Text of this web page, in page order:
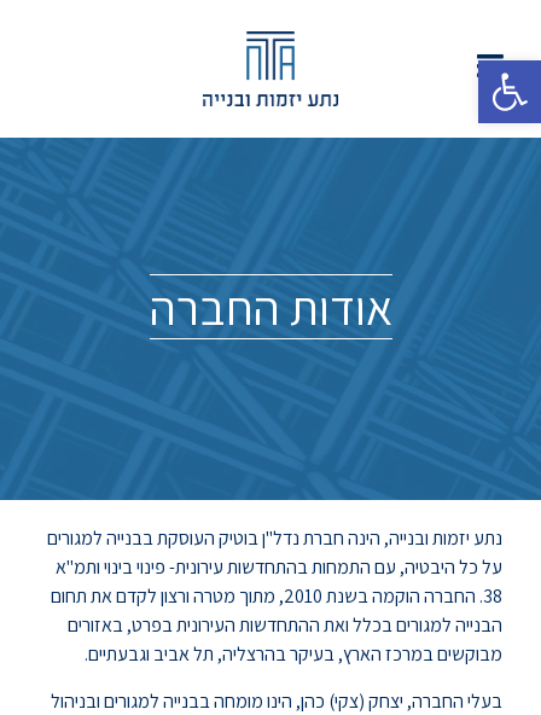
פתח סרגל נגישות
אודות החברה
נתע יזמות ובנייה, הינה חברת נדל"ן בוטיק העוסקת בבנייה למגורים
על כל היבטיה, עם התמחות בהתחדשות עירונית- פינוי בינוי ותמ"א
38. החברה הוקמה בשנת 2010, מתוך מטרה ורצון לקדם את תחום
הבנייה למגורים בכלל ואת ההתחדשות העירונית בפרט, באזורים
מבוקשים במרכז הארץ, בעיקר בהרצליה, תל אביב וגבעתיים.
בעלי החברה, יצחק (צקי) כהן, הינו מומחה בבנייה למגורים ובניהול